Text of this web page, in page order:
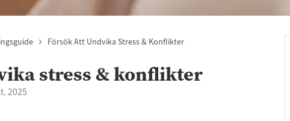
Försök Att Undvika Stress & Konflikter
stress & konflikter
2025